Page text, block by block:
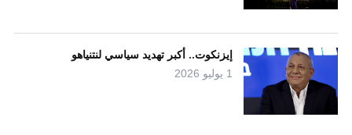
إيزنكوت.. أكبر تهديد سياسي لنتنياهو
1 يوليو 2026